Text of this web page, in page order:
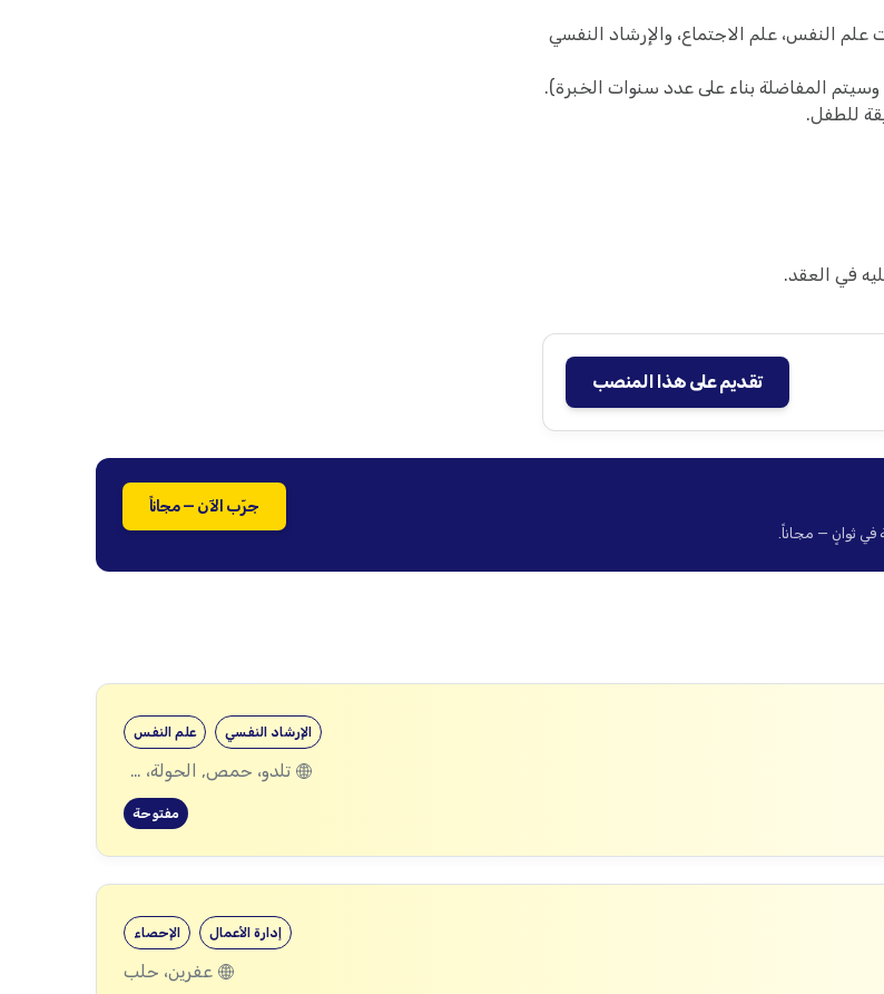
النفس، علم الاجتماع، والإرشاد النفسي
المفاضلة بناء على عدد سنوات الخبرة).
للطفل.
في العقد.
تقديم على هذا المنصب
في ثوانٍ — مجاناً.
جرّب الآن — مجاناً
علم النفس الإرشاد النفسي
تلدو، حمص, الحولة، حمص
مفتوحة
الإحصاء إدارة الأعمال
عفرين، حلب